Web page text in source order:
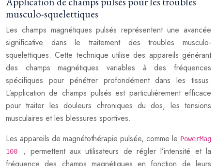
musculo-squelettiques
Les champs magnétiques pulsés représentent une avancée
significative dans le traitement des troubles musculo-
squelettiques. Cette technique utilise des appareils générant
des champs magnétiques variables à des fréquences
spécifiques pour pénétrer profondément dans les tissus.
L’application de champs pulsés est particulièrement efficace
pour traiter les douleurs chroniques du dos, les tensions
musculaires et les blessures sportives.
Les appareils de magnétothérapie pulsée, comme le PowerMag
100 , permettent aux utilisateurs de régler l’intensité et la